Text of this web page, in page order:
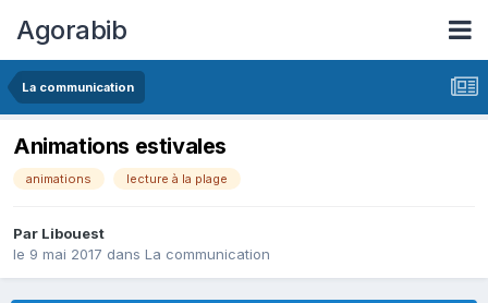
Agorabib
La communication
Animations estivales
animations lecture à la plage
Par Libouest
le 9 mai 2017 dans La communication